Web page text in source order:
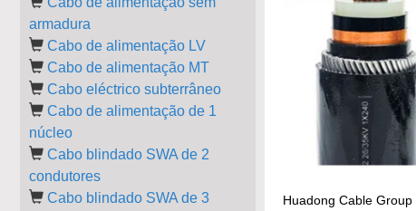
Huadong Cable
armadura
Cabo de alimentação LV
Cabo de alimentação MT
Cabo eléctrico subterrâneo
Cabo de alimentação de 1
núcleo
Cabo blindado SWA de 2
condutores
Cabo blindado SWA de 3